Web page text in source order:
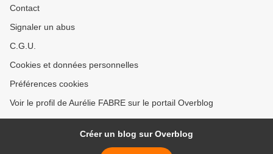
Contact
Signaler un abus
C.G.U.
Cookies et données personnelles
Préférences cookies
Voir le profil de Aurélie FABRE sur le portail Overblog
Créer un blog sur Overblog